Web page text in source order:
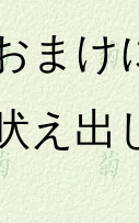
に
し